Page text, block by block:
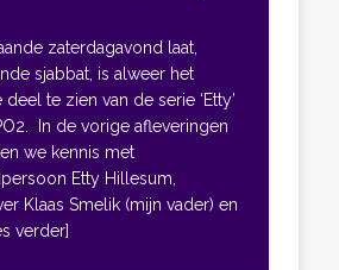
zaterdagavond laat,
sjabbat, is alweer het
deel te zien van de serie ‘Etty’
In de vorige afleveringen
we kennis met
Etty Hillesum,
Klaas Smelik (mijn vader) en
verder]